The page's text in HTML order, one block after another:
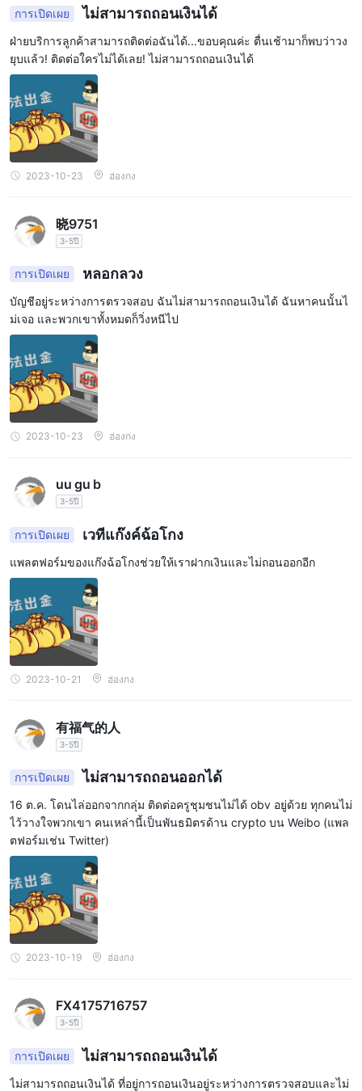
การเปิดเผย ไม่สามารถถอนเงินได้
ฝ่ายบริการลูกค้าสามารถติดต่อฉันได้...ขอบคุณค่ะ ตื่นเช้ามาก็พบว่าวง
ยุบแล้ว! ติดต่อใครไม่ได้เลย! ไม่สามารถถอนเงินได้
2023-10-23 ฮ่องกง
晓9751
3-5ปี
การเปิดเผย หลอกลวง
บัญชีอยู่ระหว่างการตรวจสอบ ฉันไม่สามารถถอนเงินได้ ฉันหาคนนั้นไ
ม่เจอ และพวกเขาทั้งหมดก็วิ่งหนีไป
2023-10-23 ฮ่องกง
uu gu b
3-5ปี
การเปิดเผย เวทีแก๊งค์ฉ้อโกง
แพลตฟอร์มของแก๊งฉ้อโกงช่วยให้เราฝากเงินและไม่ถอนออกอีก
2023-10-21 ฮ่องกง
有福气的人
3-5ปี
การเปิดเผย ไม่สามารถถอนออกได้
16 ต.ค. โดนไล่ออกจากกลุ่ม ติดต่อครูชุมชนไม่ได้ obv อยู่ด้วย ทุกคนไม่
ไว้วางใจพวกเขา คนเหล่านี้เป็นพันธมิตรด้าน crypto บน Weibo (แพล
ตฟอร์มเช่น Twitter)
2023-10-19 ฮ่องกง
FX4175716757
3-5ปี
การเปิดเผย ไม่สามารถถอนเงินได้
ไม่สามารถถอนเงินได้ ที่อยู่การถอนเงินอยู่ระหว่างการตรวจสอบและไม่